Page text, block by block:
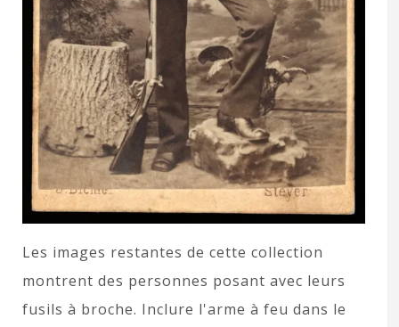
Les images restantes de cette collection
montrent des personnes posant avec leurs
fusils à broche. Inclure l'arme à feu dans le